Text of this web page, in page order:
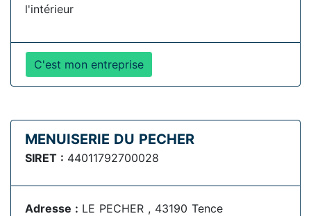
l'intérieur
C'est mon entreprise
MENUISERIE DU PECHER
SIRET : 44011792700028
Adresse : LE PECHER , 43190 Tence